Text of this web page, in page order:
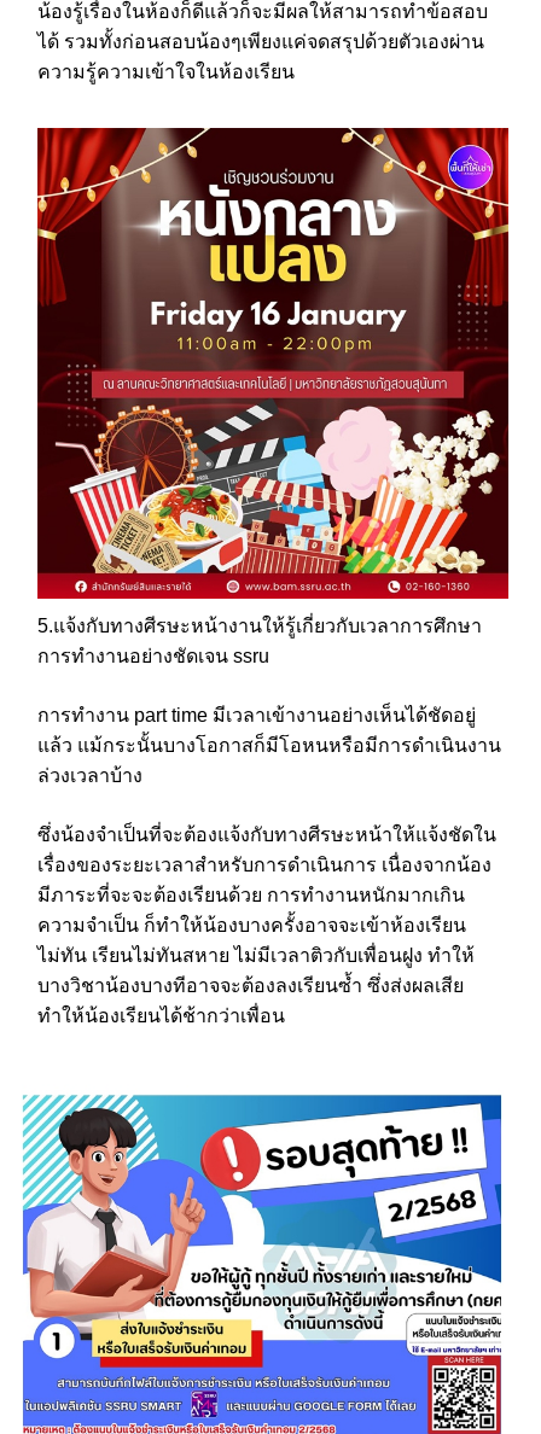
น้องรู้เรื่องในห้องก็ดีแล้วก็จะมีผลให้สามารถทำข้อสอบ
ได้ รวมทั้งก่อนสอบน้องๆเพียงแค่จดสรุปด้วยตัวเองผ่าน
ความรู้ความเข้าใจในห้องเรียน
5.แจ้งกับทางศีรษะหน้างานให้รู้เกี่ยวกับเวลาการศึกษา
การทำงานอย่างชัดเจน ssru
การทำงาน part time มีเวลาเข้างานอย่างเห็นได้ชัดอยู่
แล้ว แม้กระนั้นบางโอกาสก็มีโอหนหรือมีการดำเนินงาน
ล่วงเวลาบ้าง
ซึ่งน้องจำเป็นที่จะต้องแจ้งกับทางศีรษะหน้าให้แจ้งชัดใน
เรื่องของระยะเวลาสำหรับการดำเนินการ เนื่องจากน้อง
มีภาระที่จะจะต้องเรียนด้วย การทำงานหนักมากเกิน
ความจำเป็น ก็ทำให้น้องบางครั้งอาจจะเข้าห้องเรียน
ไม่ทัน เรียนไม่ทันสหาย ไม่มีเวลาติวกับเพื่อนฝูง ทำให้
บางวิชาน้องบางทีอาจจะต้องลงเรียนซ้ำ ซึ่งส่งผลเสีย
ทำให้น้องเรียนได้ช้ากว่าเพื่อน